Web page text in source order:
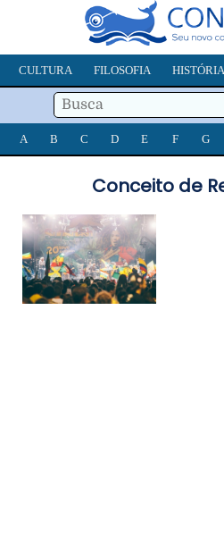
CULTURA FILOSOFIA HISTÓRIA
A B C D E F G
Conceito de